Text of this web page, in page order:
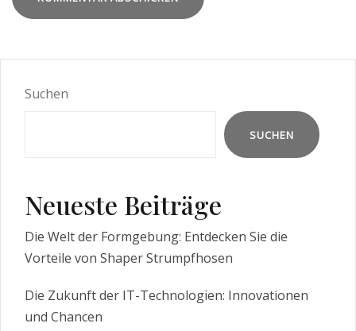
Suchen
SUCHEN
Neueste Beiträge
Die Welt der Formgebung: Entdecken Sie die
Vorteile von Shaper Strumpfhosen
Die Zukunft der IT-Technologien: Innovationen
und Chancen